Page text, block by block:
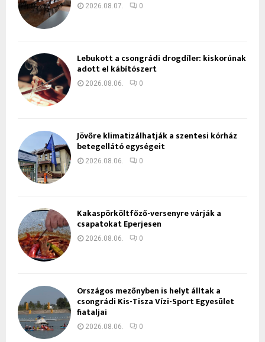
2026.08.07. 0
Lebukott a csongrádi drogdíler: kiskorúnak
adott el kábítószert
2026.08.06. 0
Jövőre klimatizálhatják a szentesi kórház
betegellátó egységeit
2026.08.06. 0
Kakaspörköltfőző-versenyre várják a
csapatokat Eperjesen
2026.08.06. 0
Országos mezőnyben is helyt álltak a
csongrádi Kis-Tisza Vízi-Sport Egyesület
fiataljai
2026.08.06. 0